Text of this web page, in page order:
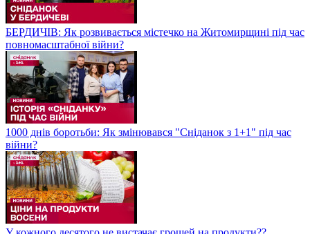
БЕРДИЧІВ: Як розвивається містечко на Житомирщині під час
повномасштабної війни?
1000 днів боротьби: Як змінювався "Сніданок з 1+1" під час
війни?